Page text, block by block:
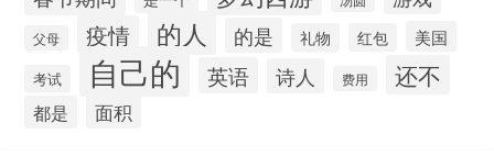
父母 疫情 的人 的是 礼物 红包 美国
考试 自己的 英语 诗人 费用 还不
都是 面积